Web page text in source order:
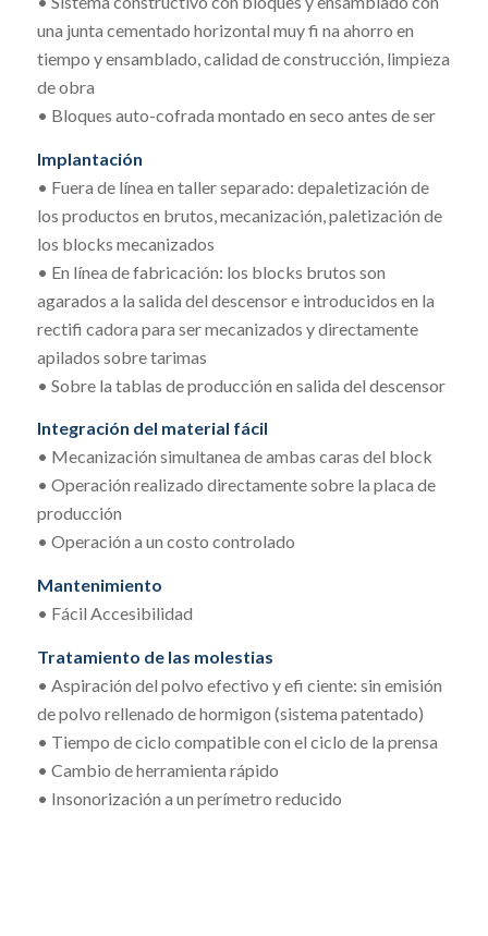
una junta cementado horizontal muy fi na ahorro en
tiempo y ensamblado, calidad de construcción, limpieza
de obra
• Bloques auto-cofrada montado en seco antes de ser
Implantación
• Fuera de línea en taller separado: depaletización de
los productos en brutos, mecanización, paletización de
los blocks mecanizados
• En línea de fabricación: los blocks brutos son
agarados a la salida del descensor e introducidos en la
rectifi cadora para ser mecanizados y directamente
apilados sobre tarimas
• Sobre la tablas de producción en salida del descensor
Integración del material fácil
• Mecanización simultanea de ambas caras del block
• Operación realizado directamente sobre la placa de
producción
• Operación a un costo controlado
Mantenimiento
• Fácil Accesibilidad
Tratamiento de las molestias
• Aspiración del polvo efectivo y efi ciente: sin emisión
de polvo rellenado de hormigon (sistema patentado)
• Tiempo de ciclo compatible con el ciclo de la prensa
• Cambio de herramienta rápido
• Insonorización a un perímetro reducido